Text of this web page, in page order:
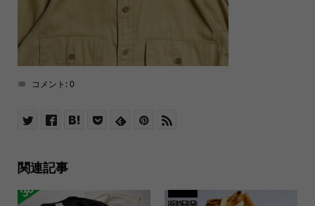
コメント:0
関連記事